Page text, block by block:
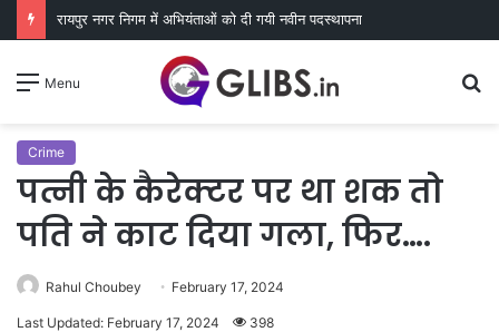
रायपुर नगर निगम में अभियंताओं को दी गयी नवीन पदस्थापना
Menu
Crime
पत्नी के कैरेक्टर पर था शक तो
पति ने काट दिया गला, फिर….
Rahul Choubey February 17, 2024
Last Updated: February 17, 2024 398